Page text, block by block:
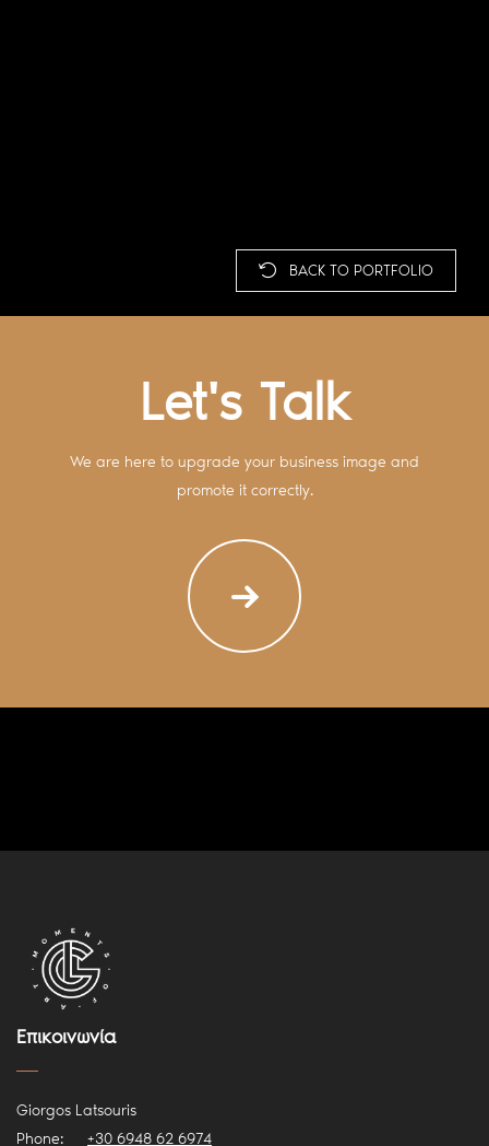
BACK TO PORTFOLIO
Let's Talk
We are here to upgrade your business image and
promote it correctly.
Επικοινωνία
Giorgos Latsouris
Phone:
+30 6948 62 6974